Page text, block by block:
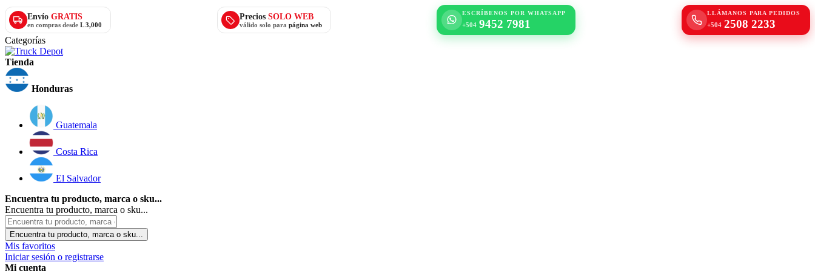
Envío GRATIS
en compras desde L 3,000
Precios SOLO WEB
válido solo para página web
ESCRÍBENOS POR WHATSAPP
+504 9452 7981
LLÁMANOS PARA PEDIDOS
+504 2508 2233
Categorías
Tienda
Honduras
Guatemala
Costa Rica
El Salvador
Encuentra tu producto, marca o sku...
Encuentra tu producto, marca o sku...
Encuentra tu producto, marca o sku...
Mis favoritos
Iniciar sesión o registrarse
Mi cuenta